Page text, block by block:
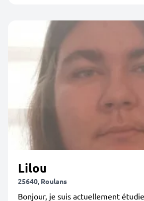
Lilou
25640, Roulans
Bonjour, je suis actuellement